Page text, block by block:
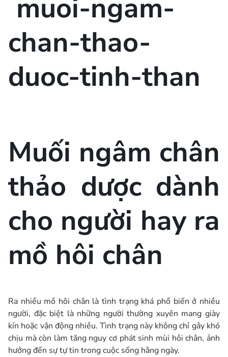
Muối ngâm chân
thảo dược dành
cho người hay ra
mồ hôi chân
Ra nhiều mồ hôi chân là tình trạng khá phổ biến ở nhiều
người, đặc biệt là những người thường xuyên mang giày
kín hoặc vận động nhiều. Tình trạng này không chỉ gây khó
chịu mà còn làm tăng nguy cơ phát sinh mùi hôi chân, ảnh
hưởng đến sự tự tin trong cuộc sống hằng ngày.